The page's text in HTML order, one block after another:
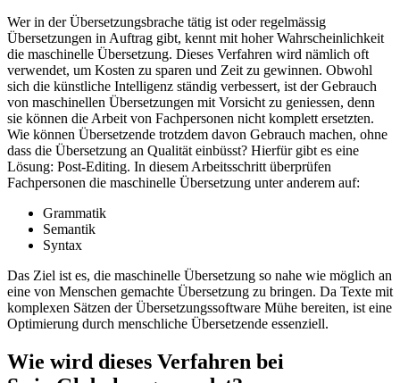
Wer in der Übersetzungsbrache tätig ist oder regelmässig
Übersetzungen in Auftrag gibt, kennt mit hoher Wahrscheinlichkeit
die maschinelle Übersetzung. Dieses Verfahren wird nämlich oft
verwendet, um Kosten zu sparen und Zeit zu gewinnen. Obwohl
sich die künstliche Intelligenz ständig verbessert, ist der Gebrauch
von maschinellen Übersetzungen mit Vorsicht zu geniessen, denn
sie können die Arbeit von Fachpersonen nicht komplett ersetzten.
Wie können Übersetzende trotzdem davon Gebrauch machen, ohne
dass die Übersetzung an Qualität einbüsst? Hierfür gibt es eine
Lösung: Post-Editing. In diesem Arbeitsschritt überprüfen
Fachpersonen die maschinelle Übersetzung unter anderem auf:
Grammatik
Semantik
Syntax
Das Ziel ist es, die maschinelle Übersetzung so nahe wie möglich an
eine von Menschen gemachte Übersetzung zu bringen. Da Texte mit
komplexen Sätzen der Übersetzungssoftware Mühe bereiten, ist eine
Optimierung durch menschliche Übersetzende essenziell.
Wie wird dieses Verfahren bei